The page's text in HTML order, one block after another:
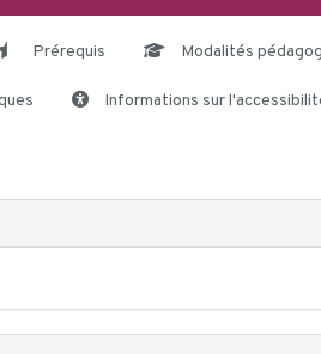
Prérequis Modalités
Informations sur